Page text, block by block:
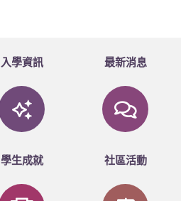
入學資訊 最新消息
學生成就 社區活動